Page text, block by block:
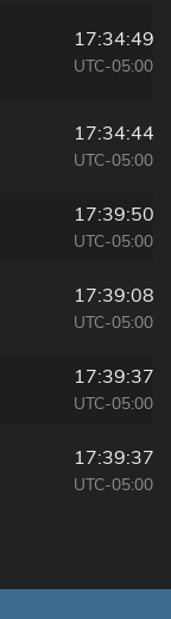
17:34:49
UTC-05:00
17:34:44
UTC-05:00
17:39:50
UTC-05:00
17:39:08
UTC-05:00
17:39:37
UTC-05:00
17:39:37
UTC-05:00